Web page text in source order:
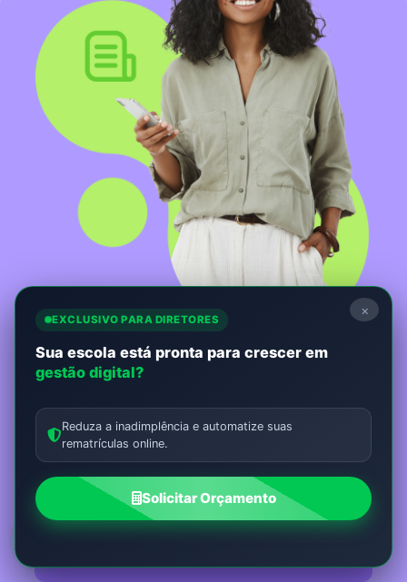
Não perca nada!
Receba as novidades mais relevantes do universo
da educação em 1ª mão.
Seu Nome:
×
EXCLUSIVO PARA DIRETORES
Sua escola está pronta para crescer em
gestão digital?
Reduza a inadimplência e automatize suas
rematrículas online.
Solicitar Orçamento